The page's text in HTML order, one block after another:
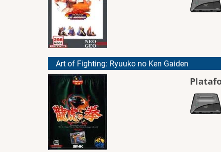
Art of Fighting: Ryuuko no Ken Gaiden